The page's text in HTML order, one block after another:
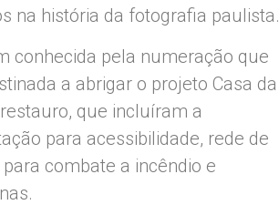
na história da fotografia paulista.
conhecida pela numeração que
a abrigar o projeto Casa da
que incluíram a
para acessibilidade, rede de
combate a incêndio e